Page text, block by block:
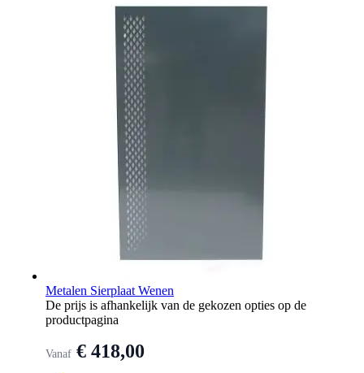
Metalen Sierplaat Wenen
De prijs is afhankelijk van de gekozen opties op de
productpagina
Vanaf € 418,00